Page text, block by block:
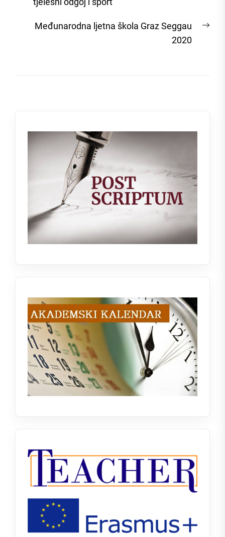
Međunarodna ljetna škola Graz Seggau
2020